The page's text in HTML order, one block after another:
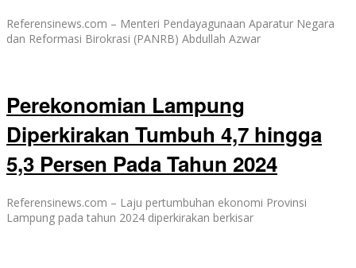
Referensinews.com – Menteri Pendayagunaan Aparatur Negara
dan Reformasi Birokrasi (PANRB) Abdullah Azwar
Perekonomian Lampung
Diperkirakan Tumbuh 4,7 hingga
5,3 Persen Pada Tahun 2024
Referensinews.com – Laju pertumbuhan ekonomi Provinsi
Lampung pada tahun 2024 diperkirakan berkisar